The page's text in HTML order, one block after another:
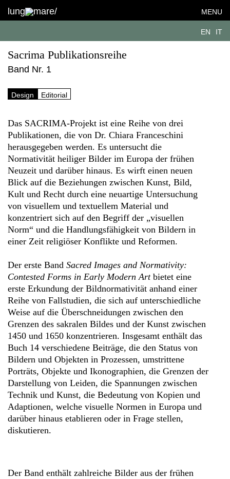
lung mare/ MENU
EN IT
Sacrima Publikationsreihe
Band Nr. 1
Design Editorial
Das SACRIMA-Projekt ist eine Reihe von drei
Publikationen, die von Dr. Chiara Franceschini
herausgegeben werden. Es untersucht die
Normativität heiliger Bilder im Europa der frühen
Neuzeit und darüber hinaus. Es wirft einen neuen
Blick auf die Beziehungen zwischen Kunst, Bild,
Kult und Recht durch eine neuartige Untersuchung
von visuellem und textuellem Material und
konzentriert sich auf den Begriff der „visuellen
Norm“ und die Handlungsfähigkeit von Bildern in
einer Zeit religiöser Konflikte und Reformen.
Der erste Band Sacred Images and Normativity:
Contested Forms in Early Modern Artbietet eine
erste Erkundung der Bildnormativität anhand einer
Reihe von Fallstudien, die sich auf unterschiedliche
Weise auf die Überschneidungen zwischen den
Grenzen des sakralen Bildes und der Kunst zwischen
1450 und 1650 konzentrieren. Insgesamt enthält das
Buch 14 verschiedene Beiträge, die den Status von
Bildern und Objekten in Prozessen, umstrittene
Porträts, Objekte und Ikonographien, die Grenzen der
Darstellung von Leiden, die Spannungen zwischen
Technik und Kunst, die Bedeutung von Kopien und
Adaptionen, welche visuelle Normen in Europa und
darüber hinaus etablieren oder in Frage stellen,
diskutieren.
Der Band enthält zahlreiche Bilder aus der frühen